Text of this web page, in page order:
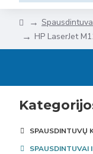
HP LaserJet
SPAUSDINTUVŲ
SPAUSDINTUVAI